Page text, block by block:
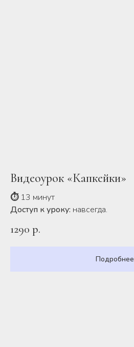
Видеоурок «Капкейки»
⏱13 минут
Доступ к уроку: навсегда.
1290 р.
Подробнее